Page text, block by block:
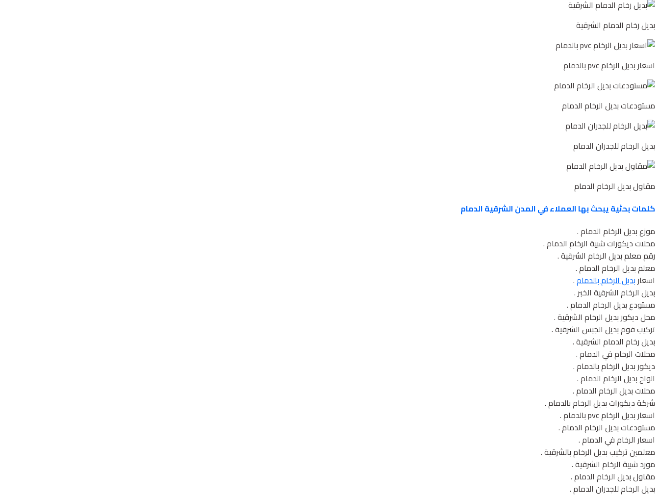
بديل رخام الدمام الشرقية
اسعار بديل الرخام pvc بالدمام
مستودعات بديل الرخام الدمام
بديل الرخام للجدران الدمام
مقاول بديل الرخام الدمام
كلمات بحثية يبحث بها العملاء في المدن الشرقية الدمام
موزع بديل الرخام الدمام .
محلات ديكورات شبية الرخام الدمام .
رقم معلم بديل الرخام الشرقية .
معلم بديل الرخام الدمام .
اسعاربديل الرخام بالدمام.
بديل الرخام الشرقية الخبر .
مستودع بديل الرخام الدمام .
محل ديكور بديل الرخام الشرقية .
تركيب فوم بديل الجبس الشرقية .
بديل رخام الدمام الشرقية .
محلات الرخام في الدمام .
ديكور بديل الرخام بالدمام .
الواح بديل الرخام الدمام .
محلات بديل الرخام الدمام .
شركة ديكورات بديل الرخام بالدمام .
اسعار بديل الرخام pvc بالدمام .
مستودعات بديل الرخام الدمام .
اسعار الرخام في الدمام .
معلمين تركيب بديل الرخام بالشرقية .
مورد شبية الرخام الشرقية .
مقاول بديل الرخام الدمام .
بديل الرخام للجدران الدمام .